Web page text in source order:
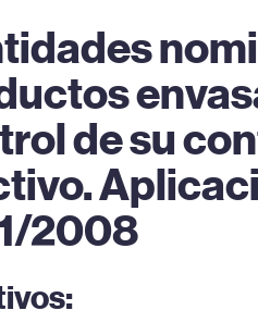
de su
2008